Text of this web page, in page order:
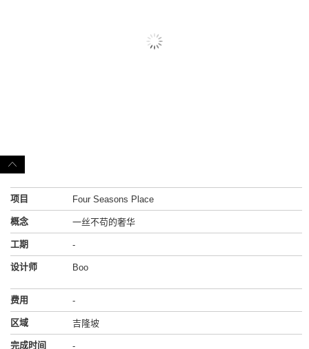
项目 Four Seasons Place
概念 一丝不苟的奢华
工期 -
设计师 Boo
费用 -
区域 吉隆坡
完成时间
-